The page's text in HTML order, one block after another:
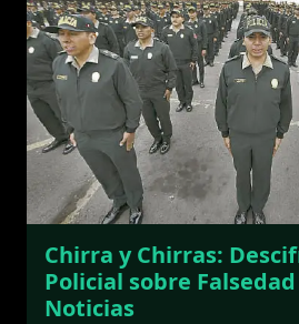
Chirra y Chirras:
Policial sobre
Noticias